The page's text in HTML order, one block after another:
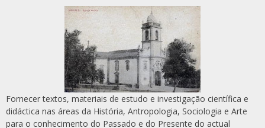
Fornecer textos, materiais de estudo e investigação científica e
didáctica nas áreas da História, Antropologia, Sociologia e Arte
para o conhecimento do Passado e do Presente do actual